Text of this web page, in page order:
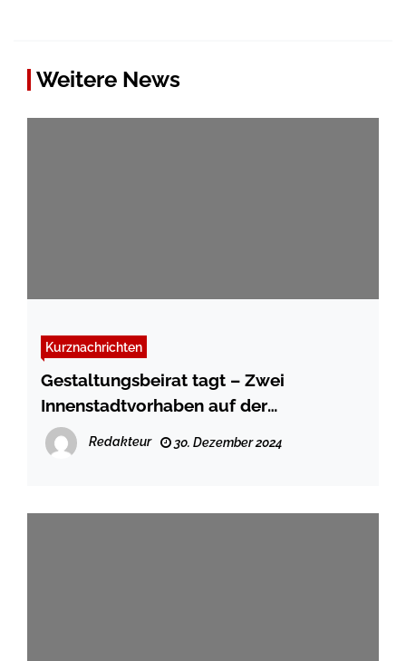
Weitere News
Kurznachrichten
Gestaltungsbeirat tagt – Zwei
Innenstadtvorhaben auf der
Tagesordnung
Redakteur 30. Dezember 2024